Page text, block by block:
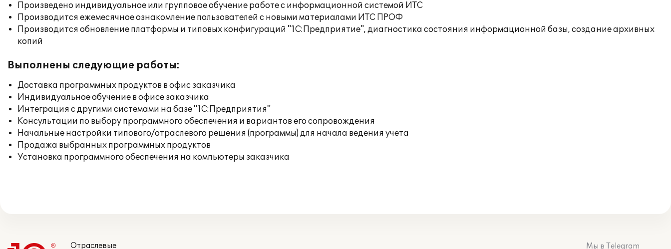
Произведено индивидуальное или групповое обучение работе с информационной системой ИТС
Производится ежемесячное ознакомление пользователей с новыми материалами ИТС ПРОФ
Производится обновление платформы и типовых конфигураций "1С:Предприятие", диагностика состояния информационной базы, создание архивных
копий
Выполнены следующие работы:
Доставка программных продуктов в офис заказчика
Индивидуальное обучение в офисе заказчика
Интеграция с другими системами на базе "1С:Предприятия"
Консультации по выбору программного обеспечения и вариантов его сопровождения
Начальные настройки типового/отраслевого решения (программы) для начала ведения учета
Продажа выбранных программных продуктов
Установка программного обеспечения на компьютеры заказчика
Отраслевые Мы в Telegram